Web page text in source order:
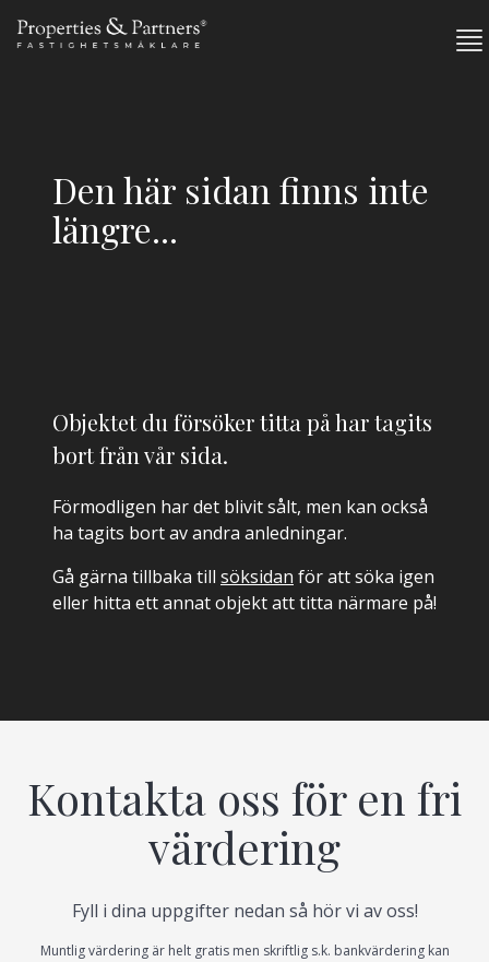
Den här sidan finns inte
längre...
Objektet du försöker titta på har tagits
bort från vår sida.
Förmodligen har det blivit sålt, men kan också
ha tagits bort av andra anledningar.
Gå gärna tillbaka till söksidan för att söka igen
eller hitta ett annat objekt att titta närmare på!
Kontakta oss för en fri
värdering
Fyll i dina uppgifter nedan så hör vi av oss!
Muntlig värdering är helt gratis men skriftlig s.k. bankvärdering kan